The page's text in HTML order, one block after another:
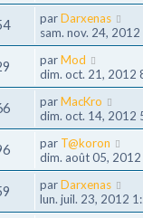
parDarxenas
sam. nov. 24,
parMod
dim. oct. 21, 2012
parMacKro
dim. oct. 14, 2012
par T@koron
dim. août 05,
parDarxenas
lun. juil. 23, 2012